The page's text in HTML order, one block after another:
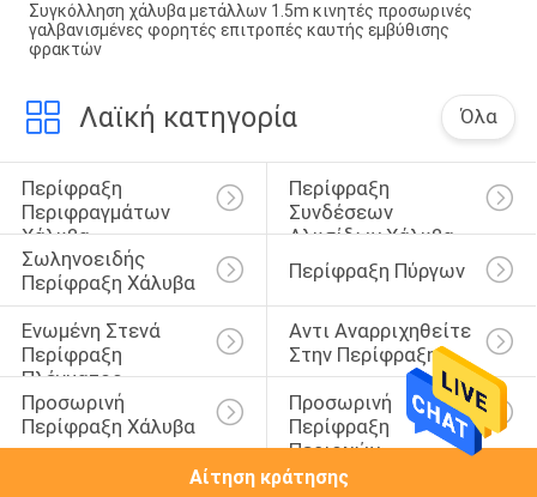
Συγκόλληση χάλυβα μετάλλων 1.5m κινητές προσωρινές
γαλβανισμένες φορητές επιτροπές καυτής εμβύθισης
φρακτών
Λαϊκή κατηγορία Όλα
Περίφραξη
Περιφραγμάτων
Χάλυβα
Περίφραξη
Συνδέσεων
Αλυσίδων Χάλυβα
Σωληνοειδής
Περίφραξη Χάλυβα
Περίφραξη Πύργων
Ενωμένη Στενά
Περίφραξη
Πλέγματος
Καλωδίων
Αντι Αναρριχηθείτε
Στην Περίφραξη
Προσωρινή
Περίφραξη Χάλυβα
Προσωρινή
Περίφραξη
Περιοχών
Αίτηση κράτησης